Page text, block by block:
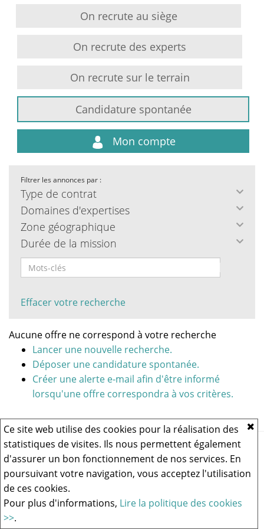
Ce site web utilise des cookies pour la réalisation des
statistiques de visites. Ils nous permettent également
d'assurer un bon fonctionnement de nos services. En
poursuivant votre navigation, vous acceptez l'utilisation
de ces cookies.
Pour plus d'informations, Lire la politique des cookies
>>.
On recrute au siège
On recrute des experts
On recrute sur le terrain
Candidature spontanée
Mon compte
Filtrer les annonces par :
Type de contrat
Domaines d'expertises
Zone géographique
Durée de la mission
Effacer votre recherche
Aucune offre ne correspond à votre recherche
Lancer une nouvelle recherche.
Déposer une candidature spontanée.
Créer une alerte e-mail afin d'être informé
lorsqu'une offre correspondra à vos critères.
Vous rencontrez un problème technique,cliquez ici pour nous
contacter.
Logiciel de recrutement